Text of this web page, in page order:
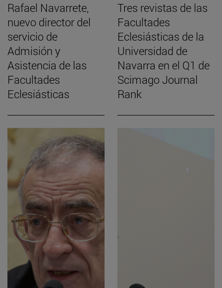
Rafael Navarrete,
nuevo director del
servicio de
Admisión y
Asistencia de las
Facultades
Eclesiásticas
Tres revistas de las
Facultades
Eclesiásticas de la
Universidad de
Navarra en el Q1 de
Scimago Journal
Rank